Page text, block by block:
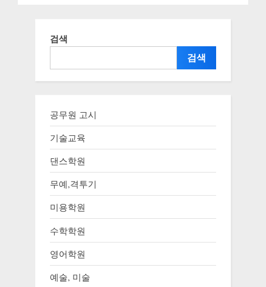
검색
검색
공무원 고시
기술교육
댄스학원
무예,격투기
미용학원
수학학원
영어학원
예술, 미술